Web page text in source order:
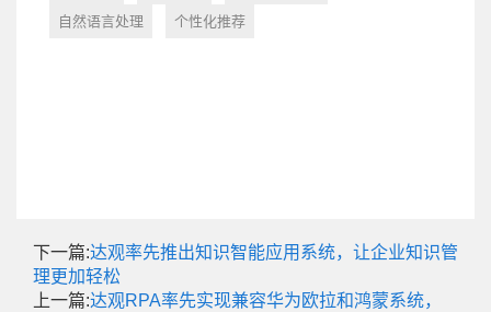
自然语言处理 个性化推荐
下一篇:达观率先推出知识智能应用系统，让企业知识管
理更加轻松
上一篇:达观RPA率先实现兼容华为欧拉和鸿蒙系统，